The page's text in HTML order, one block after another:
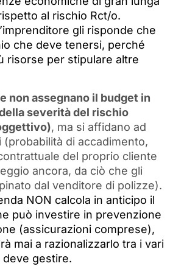
al rischio Rct/o.
gli risponde che
che deve tenersi, perché
risorse per stipulare altre
non assegnano il budget in
severità del rischio
, ma si affidano ad
(probabilità di accadimento,
del proprio cliente
ancora, da ciò che gli
dal venditore di polizze).
NON calcola in anticipo il
può investire in prevenzione
(assicurazioni comprese),
mai a razionalizzarlo tra i vari
deve gestire.